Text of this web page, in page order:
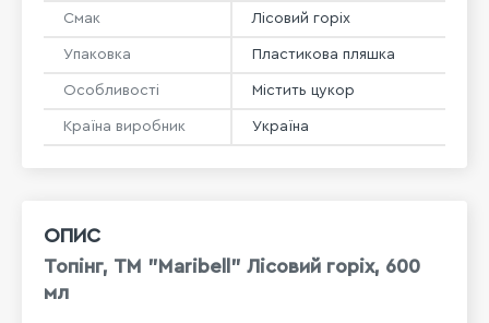
ОПИС
Топінг, ТМ "Maribell" Лісовий горіх, 600
мл
Смак Лісовий горіх
Упаковка Пластикова пляшка
Особливості Містить цукор
Країна виробник Україна